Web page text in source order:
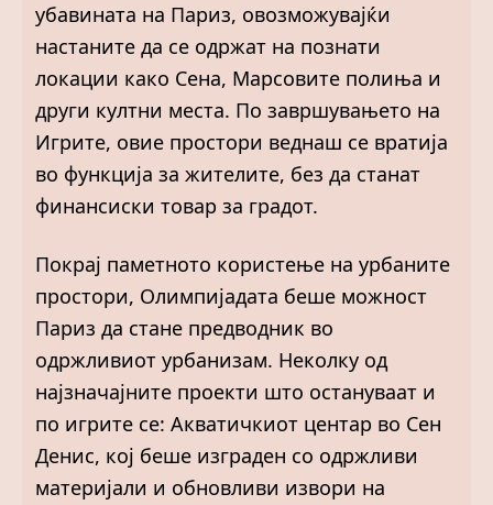
убавината на Париз, овозможувајќи
настаните да се одржат на познати
локации како Сена, Марсовите полиња и
други култни места. По завршувањето на
Игрите, овие простори веднаш се вратија
во функција за жителите, без да станат
финансиски товар за градот.
Покрај паметното користење на урбаните
простори, Олимпијадата беше можност
Париз да стане предводник во
одржливиот урбанизам. Неколку од
најзначајните проекти што остануваат и
по игрите се: Акватичкиот центар во Сен
Денис, кој беше изграден со одржливи
материјали и обновливи извори на